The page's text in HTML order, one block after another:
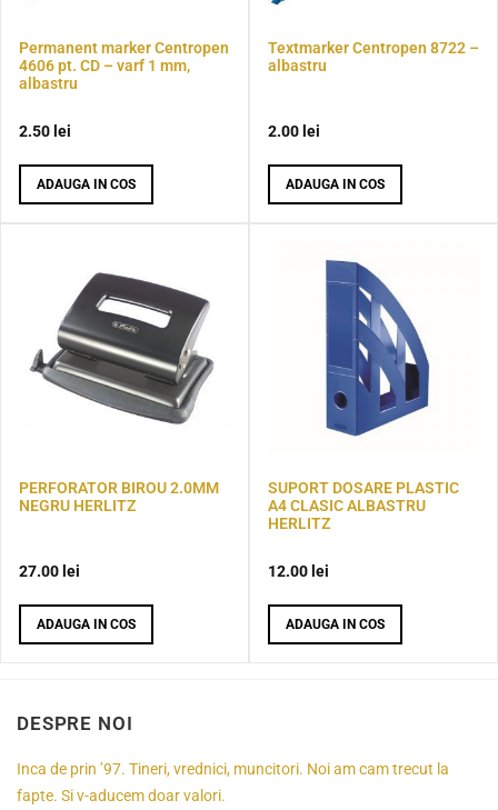
Permanent marker Centropen
4606 pt. CD – varf 1 mm,
albastru
2.50 lei
ADAUGA IN COS
Textmarker Centropen 8722 –
albastru
2.00 lei
ADAUGA IN COS
PERFORATOR BIROU 2.0MM
NEGRU HERLITZ
27.00 lei
ADAUGA IN COS
SUPORT DOSARE PLASTIC
A4 CLASIC ALBASTRU
HERLITZ
12.00 lei
ADAUGA IN COS
DESPRE NOI
Inca de prin ’97. Tineri, vrednici, muncitori. Noi am cam trecut la
fapte. Si v-aducem doar valori.